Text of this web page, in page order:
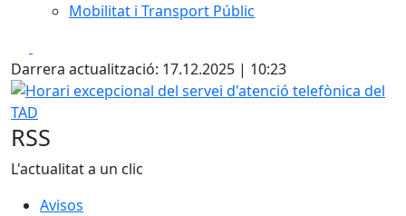
Mobilitat i Transport Públic
Darrera actualització: 17.12.2025 | 10:23
Horari excepcional del servei d'atenció telefònica del TAD
RSS
L'actualitat a un clic
Avisos